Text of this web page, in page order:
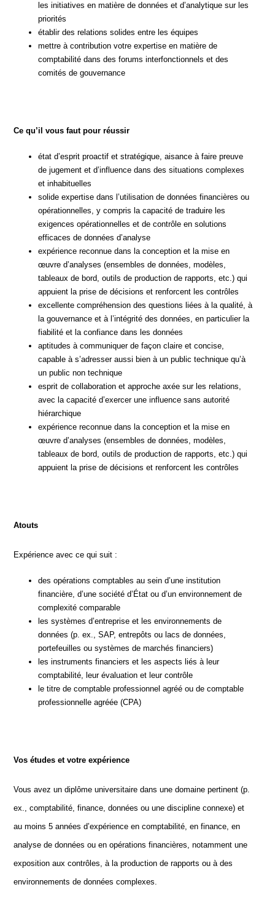
les initiatives en matière de données et d’analytique sur les
priorités
établir des relations solides entre les équipes
mettre à contribution votre expertise en matière de
comptabilité dans des forums interfonctionnels et des
comités de gouvernance
Ce qu’il vous faut pour réussir
état d’esprit proactif et stratégique, aisance à faire preuve
de jugement et d’influence dans des situations complexes
et inhabituelles
solide expertise dans l’utilisation de données financières ou
opérationnelles, y compris la capacité de traduire les
exigences opérationnelles et de contrôle en solutions
efficaces de données d’analyse
expérience reconnue dans la conception et la mise en
œuvre d’analyses (ensembles de données, modèles,
tableaux de bord, outils de production de rapports, etc.) qui
appuient la prise de décisions et renforcent les contrôles
excellente compréhension des questions liées à la qualité, à
la gouvernance et à l’intégrité des données, en particulier la
fiabilité et la confiance dans les données
aptitudes à communiquer de façon claire et concise,
capable à s’adresser aussi bien à un public technique qu’à
un public non technique
esprit de collaboration et approche axée sur les relations,
avec la capacité d’exercer une influence sans autorité
hiérarchique
expérience reconnue dans la conception et la mise en
œuvre d’analyses (ensembles de données, modèles,
tableaux de bord, outils de production de rapports, etc.) qui
appuient la prise de décisions et renforcent les contrôles
Atouts
Expérience avec ce qui suit :
des opérations comptables au sein d’une institution
financière, d’une société d’État ou d’un environnement de
complexité comparable
les systèmes d’entreprise et les environnements de
données (p. ex., SAP, entrepôts ou lacs de données,
portefeuilles ou systèmes de marchés financiers)
les instruments financiers et les aspects liés à leur
comptabilité, leur évaluation et leur contrôle
le titre de comptable professionnel agréé ou de comptable
professionnelle agréée (CPA)
Vos études et votre expérience
Vous avez un diplôme universitaire dans une domaine pertinent (p.
ex., comptabilité, finance, données ou une discipline connexe) et
au moins 5 années d’expérience en comptabilité, en finance, en
analyse de données ou en opérations financières, notamment une
exposition aux contrôles, à la production de rapports ou à des
environnements de données complexes.